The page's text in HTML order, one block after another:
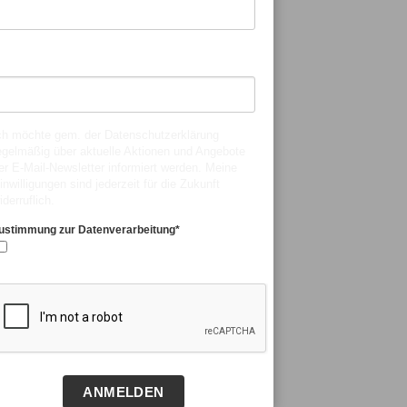
zur Datenverarbeitung*
ANMELDEN